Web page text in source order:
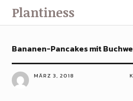
Plantiness
Bananen-Pancakes mit
MÄRZ 3, 2018